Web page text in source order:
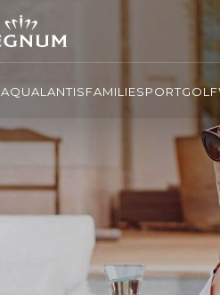
AQUALANTISFAMILIESPORTGOLF